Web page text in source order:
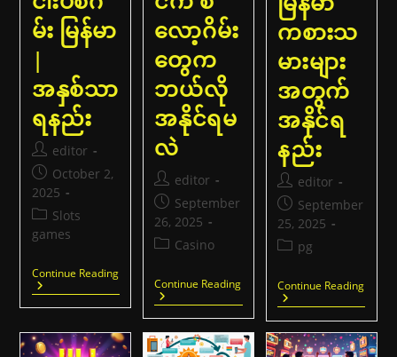
မ်း မြန်မာ
|
အနှစ်သာ
ရနည်း
Post
author:
editor
Post
published:
October 2,
2025
Post
category:
Slots
games
Continue Readingအွ
ပစ်
ဂိ
လော့ဂိမ်း
တွေက
ဘယ်လို
အနိုင်ရမ
လဲ
Post
author:
editor
Post
published:
September
26, 2025
PostCasino
Continue Readingမြန်မာ
စ
ကစားသ
မားများ
အတွက်
အနိုင်ရ
နည်း
Post
author:
editor
Post
published:
September
25, 2025
Postpg
Continue Readingအွ
ငါး
ပစ်